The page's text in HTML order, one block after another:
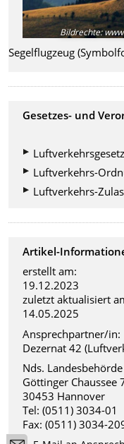
Bildrechte:
Segelflugzeug
Gesetzes- und
Luftverkehrs-
Luftverkehrs-
Artikel-
erstellt am:
19.12.2023
zuletzt aktualisiert
14.05.2025
Ansprechpartner/in:
Dezernat 42
Nds.
Göttinger Chaussee
30453 Hannover
Tel: (0511) 3034-01
Fax: (0511) 3034-